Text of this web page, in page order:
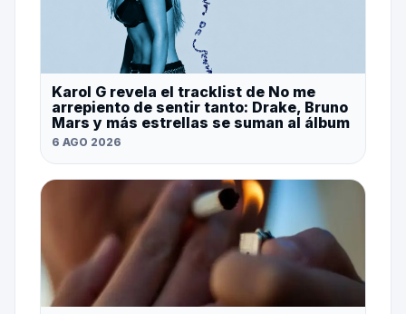
Karol G revela el tracklist de No me
arrepiento de sentir tanto: Drake, Bruno
Mars y más estrellas se suman al álbum
6 AGO 2026